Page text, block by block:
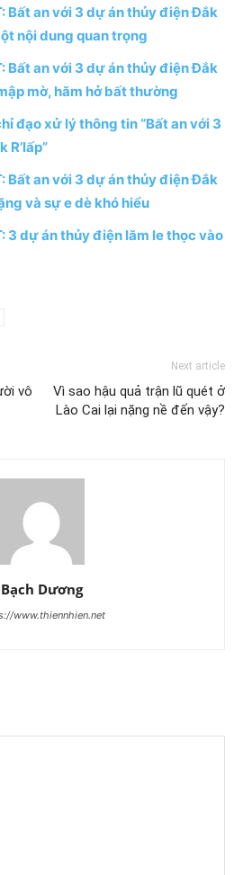
Bất an với 3 dự án thủy điện Đắk
nội dung quan trọng
Bất an với 3 dự án thủy điện Đắk
mờ, hăm hở bất thường
đạo xử lý thông tin “Bất an với 3
Bất an với 3 dự án thủy điện Đắk
và sự e dè khó hiểu
3 dự án thủy điện lăm le thọc vào
vô
Next article
Vì sao hậu quả trận lũ quét ở
Lào Cai lại nặng nề đến vậy?
Bạch Dương
www.thiennhien.net